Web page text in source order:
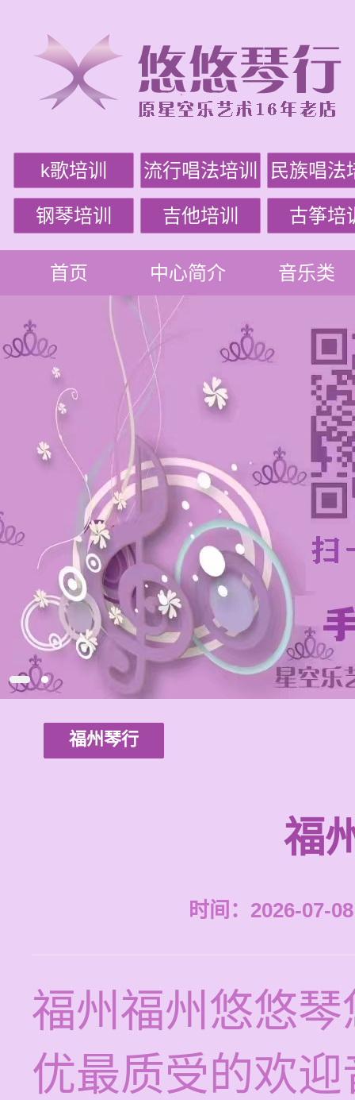
k歌培训 流行唱法培训 民族唱法
钢琴培训 吉他培训 古筝培
首页 中心简介 音乐类
福州琴行
福
时间：2026-07-
福州福州悠悠
优最质受的欢